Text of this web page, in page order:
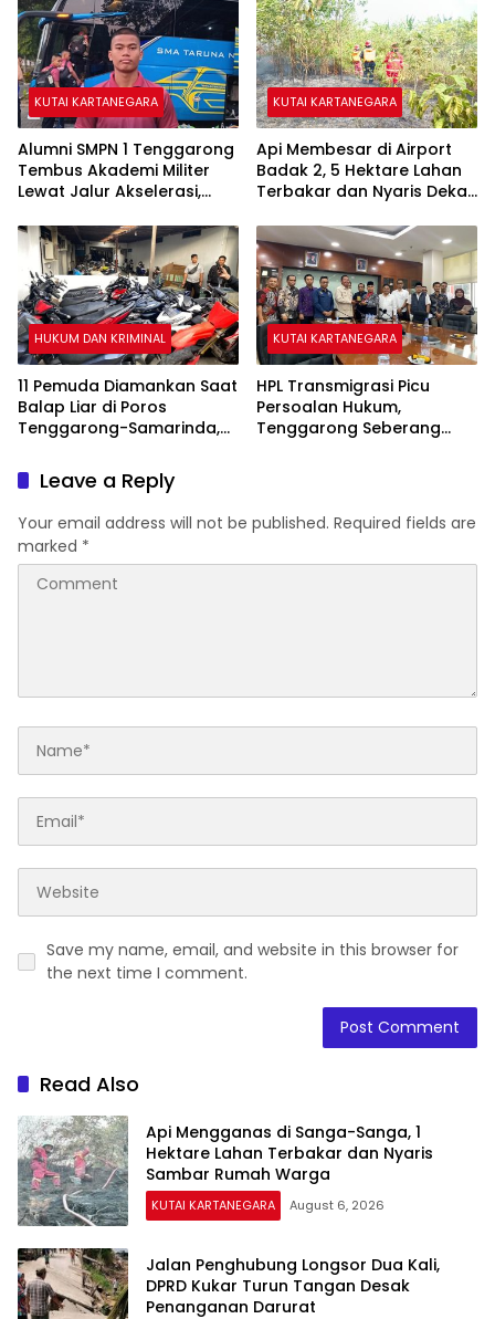
KUTAI KARTANEGARA
Alumni SMPN 1 Tenggarong
Tembus Akademi Militer
Lewat Jalur Akselerasi,
KUTAI KARTANEGARA
Api Membesar di Airport
Badak 2, 5 Hektare Lahan
Terbakar dan Nyaris Dekati
HUKUM DAN KRIMINAL
11 Pemuda Diamankan Saat
Balap Liar di Poros
Tenggarong-Samarinda,
Bulan
KUTAI KARTANEGARA
HPL Transmigrasi Picu
Persoalan Hukum,
Tenggarong Seberang
Leave a Reply
Your email address will not be published. Required fields are
marked *
Save my name, email, and website in this browser for
the next time I comment.
Read Also
Api Mengganas di Sanga-Sanga, 1
Hektare Lahan Terbakar dan Nyaris
Sambar Rumah Warga
KUTAI KARTANEGARA August 6, 2026
Jalan Penghubung Longsor Dua Kali,
DPRD Kukar Turun Tangan Desak
Penanganan Darurat